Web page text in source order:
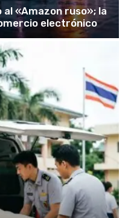
«Amazon ruso»; la
electrónico